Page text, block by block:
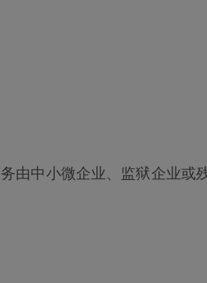
由中小微企业、监狱企业或